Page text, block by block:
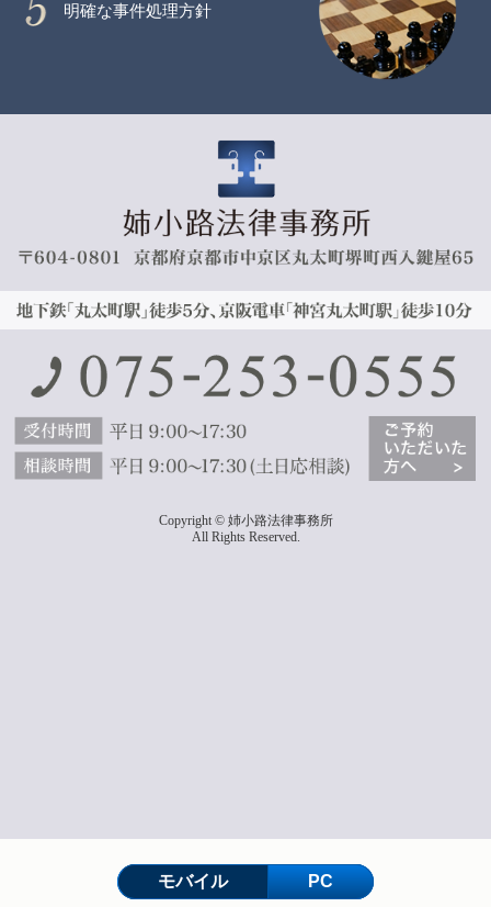
明確な事件処理方針
Copyright © 姉小路法律事務所
All Rights Reserved.
モバイル PC